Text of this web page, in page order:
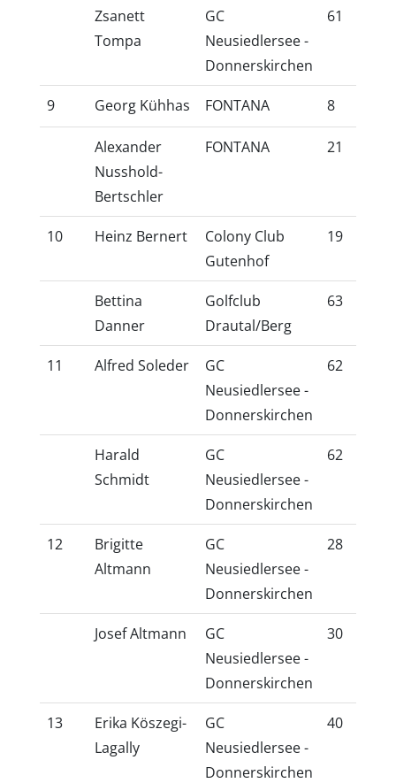
Zsanett
Tompa
GC
Neusiedlersee -
Donnerskirchen
61
9 Georg Kühhas FONTANA 8
Alexander
Nusshold-
Bertschler
FONTANA 21
10 Heinz Bernert
Colony Club
Gutenhof
19
Bettina
Danner
Golfclub
Drautal/Berg
63
11 Alfred Soleder
GC
Neusiedlersee -
Donnerskirchen
62
Harald
Schmidt
GC
Neusiedlersee -
Donnerskirchen
62
12
Brigitte
Altmann
GC
Neusiedlersee -
Donnerskirchen
28
Josef Altmann
GC
Neusiedlersee -
Donnerskirchen
30
13
Erika Köszegi-
Lagally
GC
Neusiedlersee -
Donnerskirchen
40